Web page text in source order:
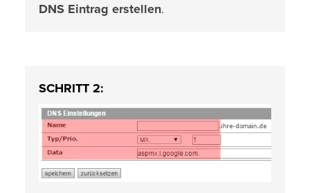
DNS Eintrag erstellen.
SCHRITT 2: